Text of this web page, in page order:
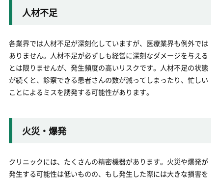
人材不足
各業界では人材不足が深刻化していますが、医療業界も例外では
ありません。人材不足が必ずしも経営に深刻なダメージを与える
とは限りませんが、発生頻度の高いリスクです。人材不足の状態
が続くと、診察できる患者さんの数が減ってしまったり、忙しい
ことによるミスを誘発する可能性があります。
火災・爆発
クリニックには、たくさんの精密機器があります。火災や爆発が
発生する可能性は低いものの、もし発生した際には大きな損害を